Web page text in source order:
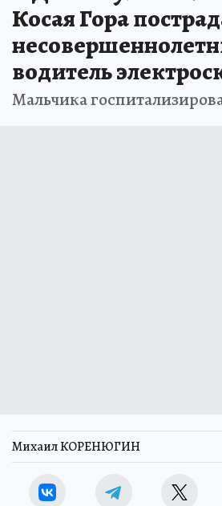
Косая Гора
водитель
Мальчика
Михаил КОРЕНЮГИН